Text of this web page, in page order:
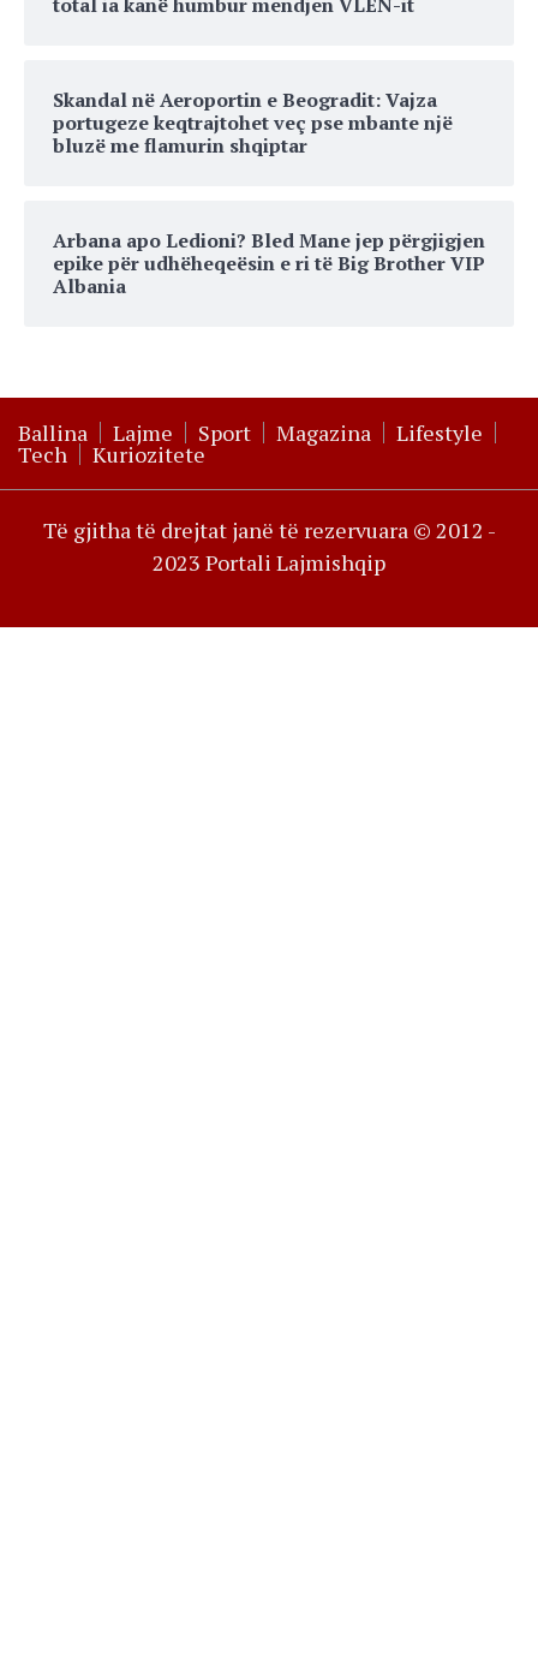
Skandal në Aeroportin e Beogradit: Vajza
portugeze keqtrajtohet veç pse mbante një
bluzë me flamurin shqiptar
Arbana apo Ledioni? Bled Mane jep përgjigjen
epike për udhëheqeësin e ri të Big Brother VIP
Albania
Ballina Lajme Sport Magazina Lifestyle
Tech Kuriozitete
Të gjitha të drejtat janë të rezervuara © 2012 -
2023 Portali Lajmishqip